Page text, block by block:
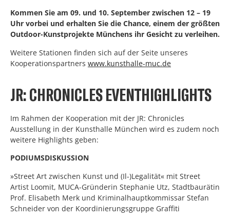
Kommen Sie am 09. und 10. September zwischen 12 – 19
Uhr vorbei und erhalten Sie die Chance, einem der größten
Outdoor-Kunstprojekte Münchens ihr Gesicht zu verleihen.
Weitere Stationen finden sich auf der Seite unseres
Kooperationspartners www.kunsthalle-muc.de
JR: CHRONICLES EVENTHIGHLIGHTS
Im Rahmen der Kooperation mit der JR: Chronicles
Ausstellung in der Kunsthalle München wird es zudem noch
weitere Highlights geben:
PODIUMSDISKUSSION
»Street Art zwischen Kunst und (Il-)Legalität« mit Street
Artist Loomit, MUCA-Gründerin Stephanie Utz, Stadtbaurätin
Prof. Elisabeth Merk und Kriminalhauptkommissar Stefan
Schneider von der Koordinierungsgruppe Graffiti